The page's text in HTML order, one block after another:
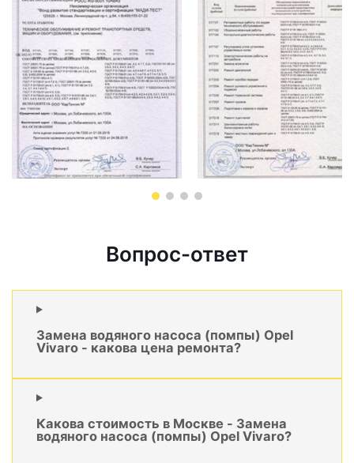
Вопрос-ответ
Замена водяного насоса (помпы) Opel
Vivaro - какова цена ремонта?
Какова стоимость в Москве - Замена
водяного насоса (помпы) Opel Vivaro?